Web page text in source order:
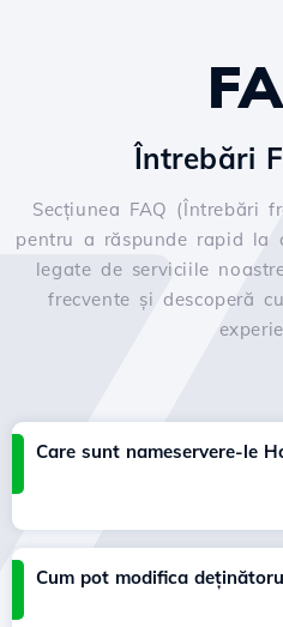
Întrebări
Secțiunea FAQ (Întrebări
pentru a răspunde rapid la
legate de serviciile
frecvente și descoperă
Care sunt nameservere-le
Cum pot modifica